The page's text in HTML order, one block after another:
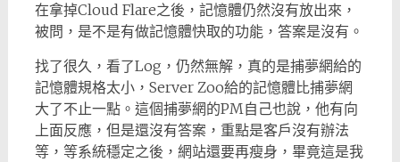
在拿掉Cloud Flare之後，記憶體仍然沒有放出來，
被問，是不是有做記憶體快取的功能，答案是沒有。
找了很久，看了Log，仍然無解，真的是捕夢網給的
記憶體規格太小，Server Zoo給的記憶體比捕夢網
大了不止一點。這個捕夢網的PM自己也說，他有向
上面反應，但是還沒有答案，重點是客戶沒有辦法
等，等系統穩定之後，網站還要再瘦身，畢竟這是我